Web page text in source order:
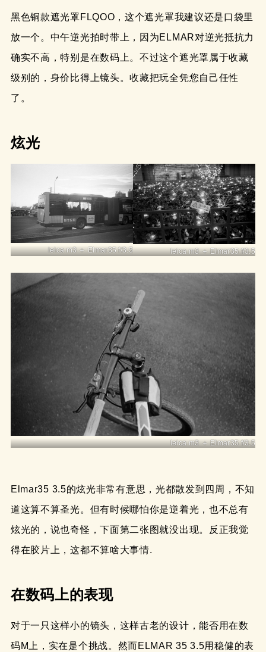
黑色铜款遮光罩FLQOO，这个遮光罩我建议还是口袋里
放一个。中午逆光拍时带上，因为ELMAR对逆光抵抗力
确实不高，特别是在数码上。不过这个遮光罩属于收藏
级别的，身价比得上镜头。收藏把玩全凭您自己任性
了。
炫光
leica m3 ＋ Elmar35 f/3.5 leica m3 ＋ Elmar35 f/3.5
leica m3 ＋ Elmar35 f/3.5
Elmar35 3.5的炫光非常有意思，光都散发到四周，不知
道这算不算圣光。但有时候哪怕你是逆着光，也不总有
炫光的，说也奇怪，下面第二张图就没出现。反正我觉
得在胶片上，这都不算啥大事情.
在数码上的表现
对于一只这样小的镜头，这样古老的设计，能否用在数
码M上，实在是个挑战。然而ELMAR 35 3.5用稳健的表